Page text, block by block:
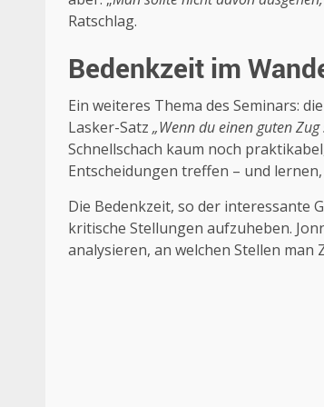
Ratschlag.
Bedenkzeit im
Ein weiteres Thema des Seminars:
Lasker-Satz„Wenn du einen guten
Schnellschach kaum noch
Entscheidungen treffen – und
Die Bedenkzeit, so der interessante
kritische Stellungen aufzuheben.
analysieren, an welchen Stellen man